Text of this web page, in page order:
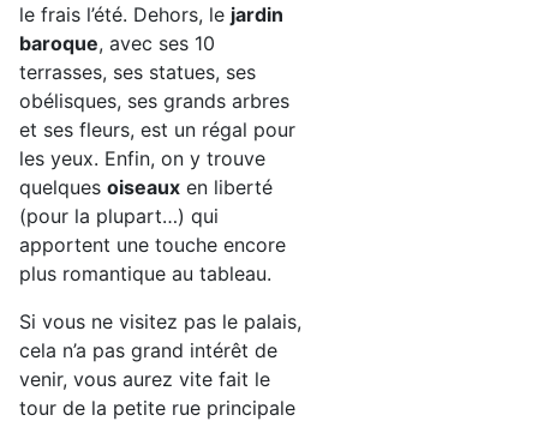
le frais l’été. Dehors, le jardin
baroque, avec ses 10
terrasses, ses statues, ses
obélisques, ses grands arbres
et ses fleurs, est un régal pour
les yeux. Enfin, on y trouve
quelques oiseaux en liberté
(pour la plupart…) qui
apportent une touche encore
plus romantique au tableau.
Si vous ne visitez pas le palais,
cela n’a pas grand intérêt de
venir, vous aurez vite fait le
tour de la petite rue principale